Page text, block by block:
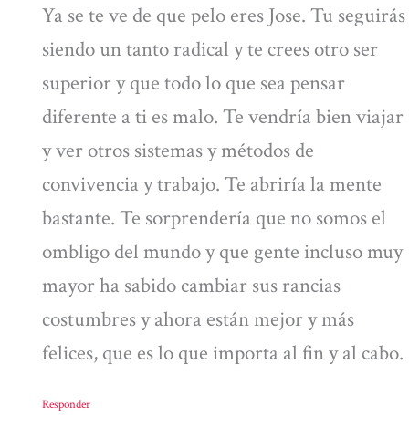
Ya se te ve de que pelo eres Jose. Tu seguirás
siendo un tanto radical y te crees otro ser
superior y que todo lo que sea pensar
diferente a ti es malo. Te vendría bien viajar
y ver otros sistemas y métodos de
convivencia y trabajo. Te abriría la mente
bastante. Te sorprendería que no somos el
ombligo del mundo y que gente incluso muy
mayor ha sabido cambiar sus rancias
costumbres y ahora están mejor y más
felices, que es lo que importa al fin y al cabo.
Responder